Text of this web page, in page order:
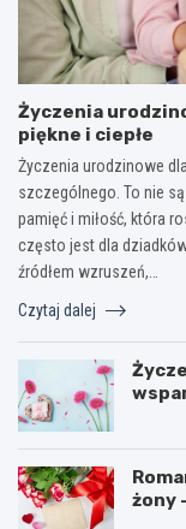
Życzenia
piękne i ciepłe
Życzenia urodzinowe
szczególnego. To nie
pamięć i miłość, która
często jest dla
źródłem wzruszeń,…
Czytaj dalej
żony